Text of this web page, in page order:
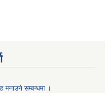
मनाउने सम्बन्धमा ।